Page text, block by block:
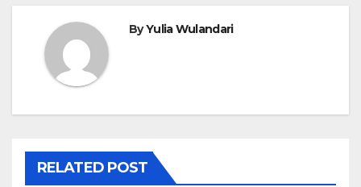
ByYulia Wulandari
RELATED POST